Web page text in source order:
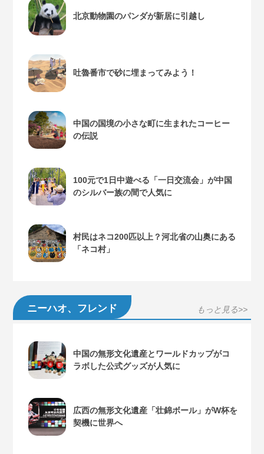
北京動物園のパンダが新居に引越し
吐魯番市で砂に埋まってみよう！
中国の国境の小さな町に生まれたコーヒー
の伝説
100元で1日中遊べる「一日交流会」が中国
のシルバー族の間で人気に
村民はネコ200匹以上？河北省の山奥にある
「ネコ村」
ニーハオ、フレンド もっと見る>>
中国の無形文化遺産とワールドカップがコ
ラボした公式グッズが人気に
広西の無形文化遺産「壮錦ボール」がW杯を
契機に世界へ